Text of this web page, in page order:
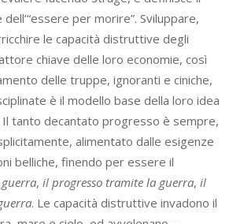
per morire”. Sviluppare,
le capacità distruttive degli
chiave delle loro economie, così
delle truppe, ignoranti e ciniche,
è il modello base della loro idea
Il tanto decantato progresso è sempre,
alimentato dalle esigenze
belliche, finendo per essere il
guerra, il progresso tramite la guerra, il
. Le capacità distruttive invadono il